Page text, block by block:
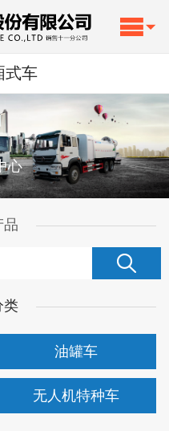
式车
心
品
类
油罐车
无人机特种车